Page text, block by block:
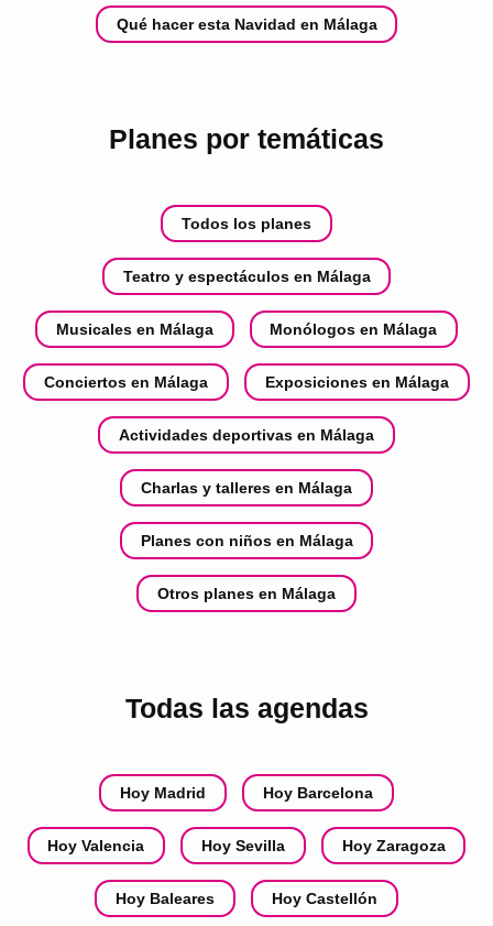
Qué hacer esta Navidad en Málaga
Planes por temáticas
Todos los planes
Teatro y espectáculos en Málaga
Musicales en Málaga Monólogos en Málaga
Conciertos en Málaga Exposiciones en Málaga
Actividades deportivas en Málaga
Charlas y talleres en Málaga
Planes con niños en Málaga
Otros planes en Málaga
Todas las agendas
Hoy Madrid Hoy Barcelona
Hoy Valencia Hoy Sevilla Hoy Zaragoza
Hoy Baleares Hoy Castellón